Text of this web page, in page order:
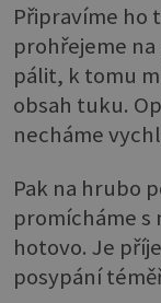
Připravíme ho
prohřejeme
pálit, k tomu
obsah tuku.
necháme
Pak na hrubo
promícháme s
hotovo. Je
posypání